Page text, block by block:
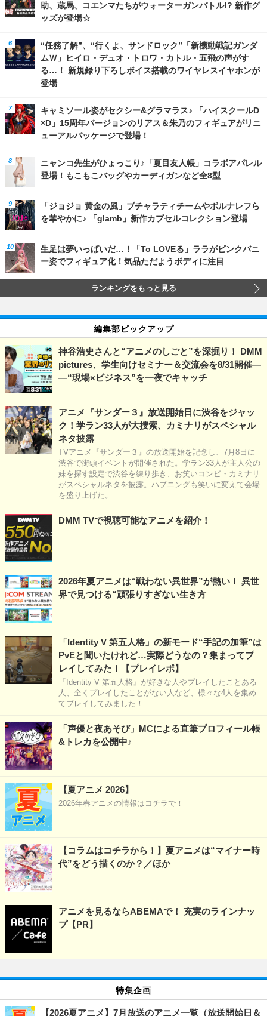
助、蔵馬、コエンマたちがウォーターガンバトル!? 新作グ
ッズが登場☆
“任務了解”、“行くよ、サンドロック”「新機動戦記ガンダ
ムＷ」ヒイロ・デュオ・トロワ・カトル・五飛の声がす
る…！ 新規録り下ろしボイス搭載のワイヤレスイヤホンが
登場
キャミソール姿がセクシー&グラマラス♪ 「ハイスクールD
×D」15周年バージョンのリアス＆朱乃のフィギュアがリニ
ューアルパッケージで登場！
ニャンコ先生がひょっこり♪「夏目友人帳」コラボアパレル
登場！もこもこバッグやカーディガンなど全8型
「ジョジョ 黄金の風」ブチャラティチームやポルナレフら
を華やかに♪ 「glamb」新作カプセルコレクション登場
生足は夢いっぱいだ…！「To LOVEる」ララがピンクバニ
ー姿でフィギュア化！気品ただようボディに注目
ランキングをもっと見る
編集部ピックアップ
神谷浩史さんと“アニメのしごと”を深掘り！ DMM
pictures、学生向けセミナー＆交流会を8/31開催―
―“現場×ビジネス”を一夜でキャッチ
アニメ『サンダー３』放送開始日に渋谷をジャッ
ク！学ラン33人が大捜索、カミナリがスペシャル
ネタ披露
TVアニメ『サンダー３』の放送開始を記念し、7月8日に
渋谷で街頭イベントが開催された。学ラン33人が主人公の
妹を探す設定で渋谷を練り歩き、お笑いコンビ・カミナリ
がスペシャルネタを披露。ハプニングも笑いに変えて会場
を盛り上げた。
DMM TVで視聴可能なアニメを紹介！
2026年夏アニメは“戦わない異世界”が熱い！ 異世
界で見つける“頑張りすぎない生き方
「Identity V 第五人格」の新モード“手記の加筆”は
PvEと聞いたけれど…実際どうなの？集まってプ
レイしてみた！【プレイレポ】
『Identity V 第五人格』が好きな人やプレイしたことある
人、全くプレイしたことがない人など、様々な4人を集め
てプレイしてみました！
「声優と夜あそび」MCによる直筆プロフィール帳
&トレカを公開中♪
【夏アニメ 2026】
2026年春アニメの情報はコチラで！
【コラムはコチラから！】夏アニメは“マイナー時
代”をどう描くのか？／ほか
アニメを見るならABEMAで！ 充実のラインナッ
プ【PR】
特集企画
【2026夏アニメ】7月放送のアニメ一覧（放送開始日＆